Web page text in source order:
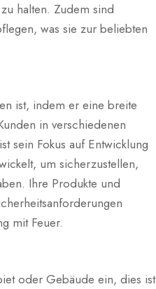
halten. Zudem sind
was sie zur beliebten
ist, indem er eine breite
in verschiedenen
sein Fokus auf Entwicklung
um sicherzustellen,
Ihre Produkte und
mit Feuer.
oder Gebäude ein, dies ist